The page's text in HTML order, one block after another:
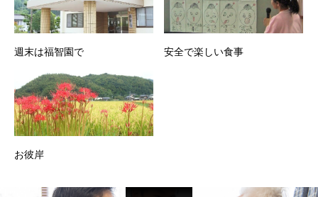
週末は福智園で 安全で楽しい食事
お彼岸